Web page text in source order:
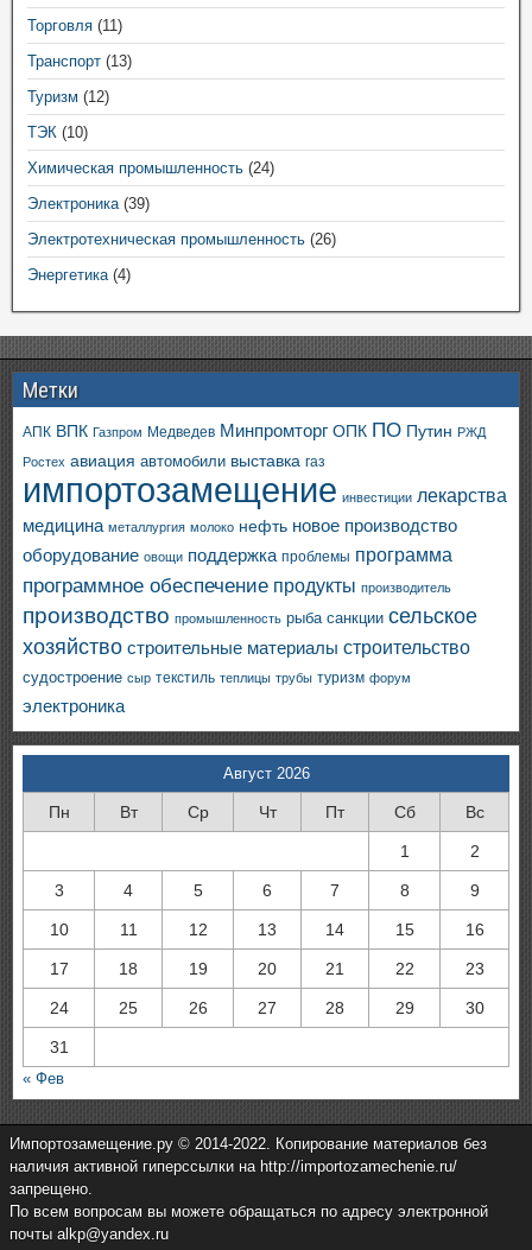
Торговля (11)
Транспорт (13)
Туризм (12)
ТЭК (10)
Химическая промышленность (24)
Электроника(39)
Электротехническая промышленность (26)
Энергетика(4)
Метки
АПК ВПК Газпром Медведев Минпромторг ОПК ПО Путин РЖД
Ростех авиация автомобили выставка газ
импортозамещение инвестиции лекарства
медицина металлургия молоко нефть новое производство
оборудование овощи поддержка проблемы программа
программное обеспечение продукты производитель
производство промышленность рыба санкции сельское
хозяйство строительные материалы строительство
судостроение сыр текстиль теплицы трубы туризм форум
электроника
Август 2026
Пн Вт Ср Чт Пт Сб Вс
1 2
3 4 5 6 7 8 9
10 11 12 13 14 15 16
17 18 19 20 21 22 23
24 25 26 27 28 29 30
31
« Фев
Импортозамещение.ру © 2014-2022. Копирование материалов без
наличия активной гиперссылки на http://importozamechenie.ru/
запрещено.
По всем вопросам вы можете обращаться по адресу электронной
почты alkp@yandex.ru